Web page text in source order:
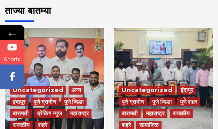
ताज्या बातम्या
Uncategorized
अन्य
इंदापूर
पुणे ग्रामीण
पुणे जिल्हा
बारामती
ब्रेकिंग न्युज
महाराष्ट्र
राजकीय
शहरे
Uncategorized
इंदापूर
पुणे ग्रामीण
पुणे जिल्हा
पुणे शहर
बारामती
महाराष्ट्र
राजकीय
शहरे
सामाजिक
←
Shorts